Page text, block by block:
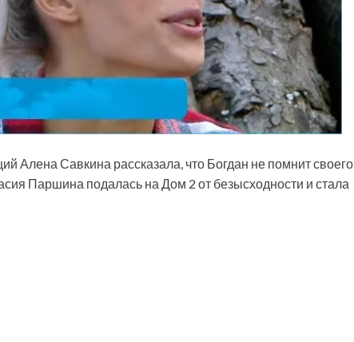
Алена Савкина рассказала, что Богдан не помнит своего
Паршина подалась на Дом 2 от безысходности и стала